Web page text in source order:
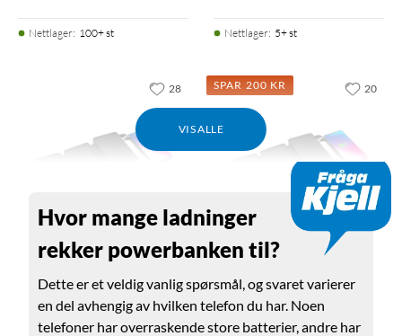
Nettlager: 100+ st Nettlager: 5+ st
VIS ALLE
Powerbank med
solcellelading 16 000 mAh
4.0 (119)
28 SPAR 200 KR
Powerbank med
solcellelading 20 W 8000
mAh
20
Hvor mange ladninger
rekker powerbanken til?
Dette er et veldig vanlig spørsmål, og svaret varierer
en del avhengig av hvilken telefon du har. Noen
telefoner har overraskende store batterier, andre har